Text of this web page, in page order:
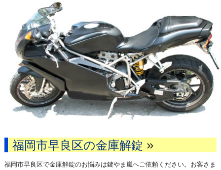
福岡市早良区の金庫解錠 »
福岡市早良区で金庫解錠のお悩みは鍵やま嵐へご依頼ください。お客さま